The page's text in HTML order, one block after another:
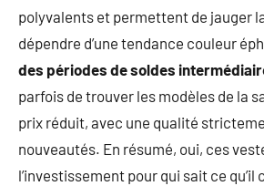
polyvalents et permettent de jauger
dépendre d’une tendance couleur
des périodes de soldes
parfois de trouver les modèles de la
prix réduit, avec une qualité
nouveautés. En résumé, oui, ces
l’investissement pour qui sait ce qu’il